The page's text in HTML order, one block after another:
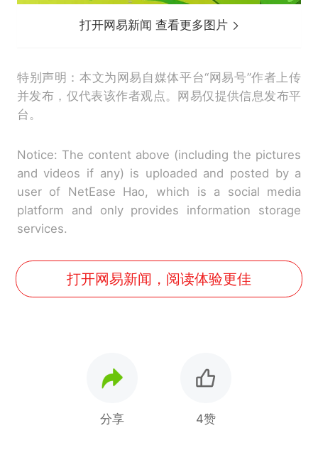
打开网易新闻 查看更多图片
特别声明：本文为网易自媒体平台“网易号”作者上传
并发布，仅代表该作者观点。网易仅提供信息发布平
台。
Notice: The content above (including the pictures
and videos if any) is uploaded and posted by a
user of NetEase Hao, which is a social media
platform and only provides information storage
services.
打开网易新闻，阅读体验更佳
分享 4赞